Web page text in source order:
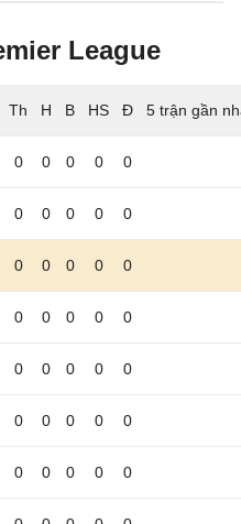
League
5 trận gần
0 0 0 0 0
0 0 0 0 0
0 0 0 0 0
0 0 0 0 0
0 0 0 0 0
0 0 0 0 0
0 0 0 0 0